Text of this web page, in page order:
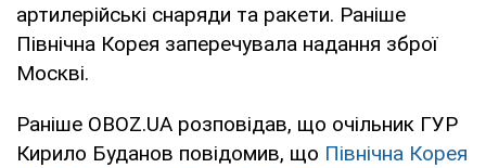
артилерійські снаряди та ракети. Раніше
Північна Корея заперечувала надання зброї
Москві.
Раніше OBOZ.UA розповідав, що очільник ГУР
Кирило Буданов повідомив, що Північна Корея